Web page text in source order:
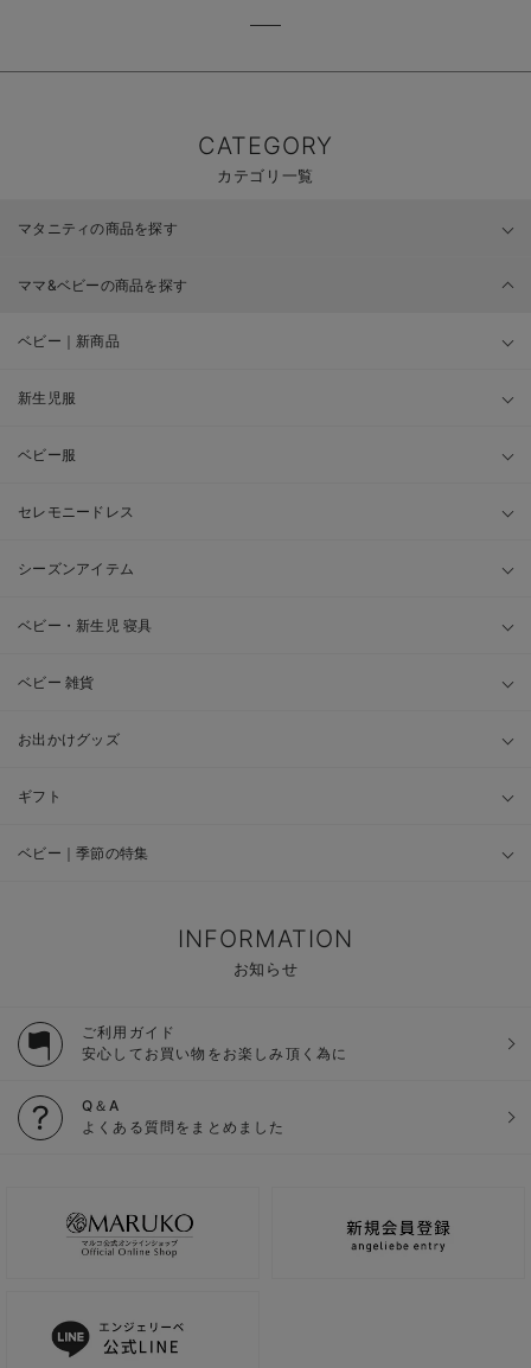
CATEGORY
カテゴリ一覧
マタニティの商品を探す
ママ&ベビーの商品を探す
ベビー｜新商品
新生児服
ベビー服
セレモニードレス
シーズンアイテム
ベビー・新生児 寝具
ベビー 雑貨
お出かけグッズ
ギフト
ベビー｜季節の特集
INFORMATION
お知らせ
ご利用ガイド
安心してお買い物をお楽しみ頂く為に
Q＆A
よくある質問をまとめました